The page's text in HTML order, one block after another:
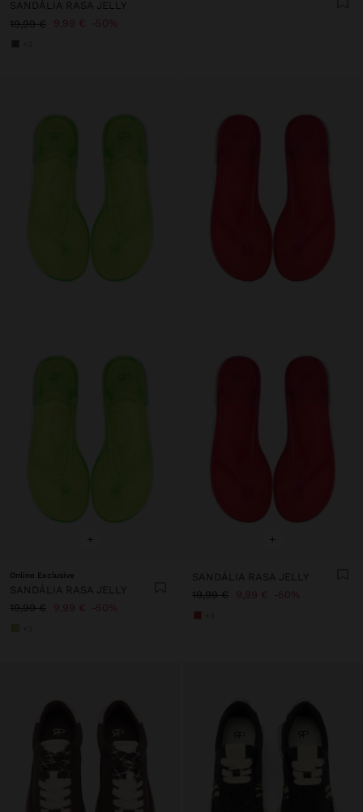
SANDÁLIA RASA JELLY
19,99 €
9,99 € 50%
+
Online Exclusive
SANDÁLIA RASA JELLY
19,99 €
9,99 € 50%
+
SANDÁLIA RASA JELLY
19,99 €
9,99 € 50%